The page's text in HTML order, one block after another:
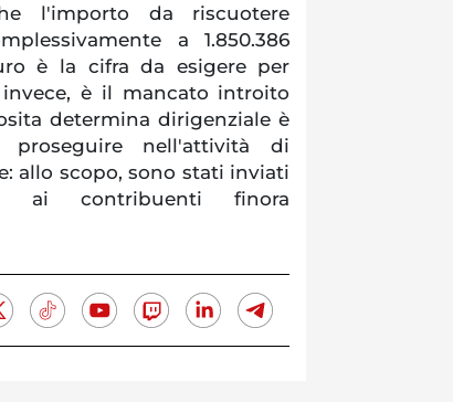
l'importo da riscuotere
a 1.850.386
è la cifra da esigere per
invece, è il mancato introito
determina dirigenziale è
nell'attività di
allo scopo, sono stati inviati
ai contribuenti finora